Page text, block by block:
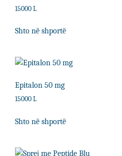
15000 L
Shto në shportë
Epitalon 50 mg
15000 L
Shto në shportë